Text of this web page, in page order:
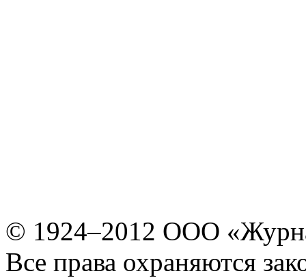
© 1924–2012 ООО
Все права охраняются